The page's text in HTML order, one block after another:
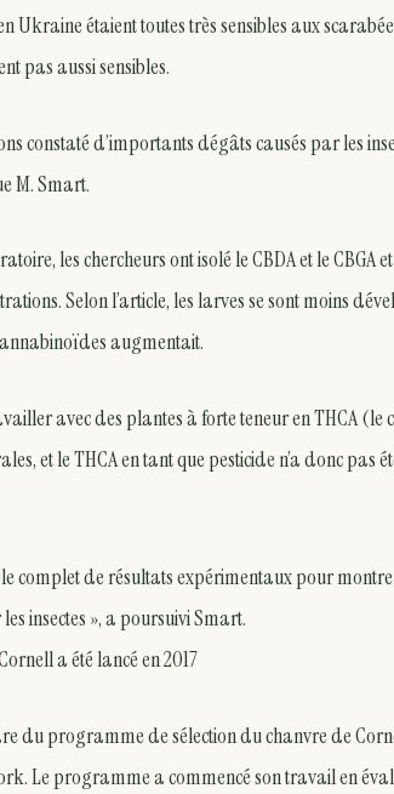
Ukraine étaient toutes très sensibles aux
pas aussi sensibles.
constaté d’importants dégâts causés par les
M. Smart.
les chercheurs ont isolé le CBDA et le
Selon l’article, les larves se sont moins
augmentait.
avec des plantes à forte teneur en THCA (le
et le THCA en tant que pesticide n’a donc pas
complet de résultats expérimentaux pour
insectes », a poursuivi Smart.
a été lancé en 2017
du programme de sélection du chanvre de
Le programme a commencé son travail en